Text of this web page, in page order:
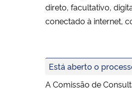
direto, facultativo,
conectado à internet,
Está aberto o
A Comissão de